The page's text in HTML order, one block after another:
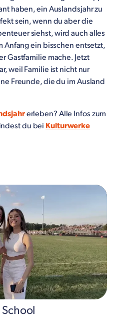
haben, ein Auslandsjahr zu
sein, wenn du aber die
siehst, wird auch alles
Anfang ein bisschen entsetzt,
Gastfamilie mache. Jetzt
weil Familie ist nicht nur
Freunde, die du im Ausland
erleben? Alle Infos zum
du bei Kulturwerke